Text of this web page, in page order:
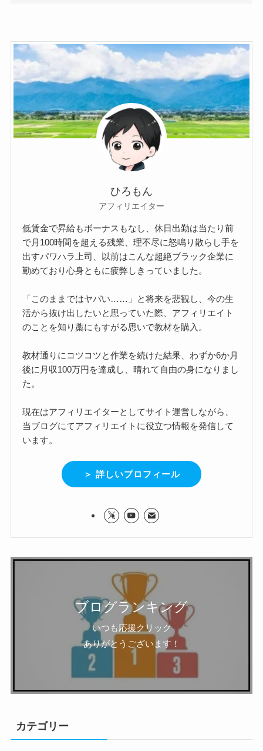
ひろもん
アフィリエイター
低賃金で昇給もボーナスもなし、休日出勤は当たり前
で月100時間を超える残業、理不尽に怒鳴り散らし手を
出すパワハラ上司、以前はこんな超絶ブラック企業に
勤めており心身ともに疲弊しきっていました。
「このままではヤバい……」と将来を悲観し、今の生
活から抜け出したいと思っていた際、アフィリエイト
のことを知り藁にもすがる思いで教材を購入。
教材通りにコツコツと作業を続けた結果、わずか6か月
後に月収100万円を達成し、晴れて自由の身になりまし
た。
現在はアフィリエイターとしてサイト運営しながら、
当ブログにてアフィリエイトに役立つ情報を発信して
います。
＞ 詳しいプロフィール
ブログランキング
いつも応援クリック
ありがとうございます！
カテゴリー